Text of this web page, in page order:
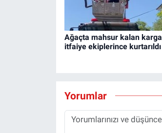
Ağaçta mahsur kalan karga
itfaiye ekiplerince kurtarıldı
Yorumlar